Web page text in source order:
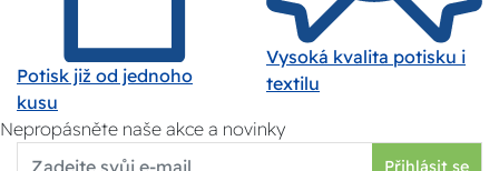
Potisk již od jednoho
kusu
Vysoká kvalita potisku i
textilu
Nepropásněte naše akce a novinky
Přihlásit se